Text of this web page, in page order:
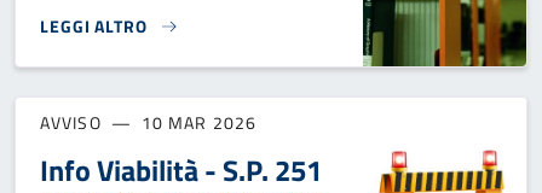
LEGGI ALTRO
BIBLIOTECA DI FORNO: APERTURA PARZIALE - VENERDÌ 27
AVVISO 10 MAR 2026
Info Viabilità - S.P. 251